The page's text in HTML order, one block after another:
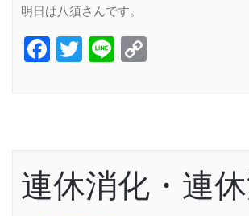
明日は八須さんです。
Facebook
Twitter
Line
連休消化・連